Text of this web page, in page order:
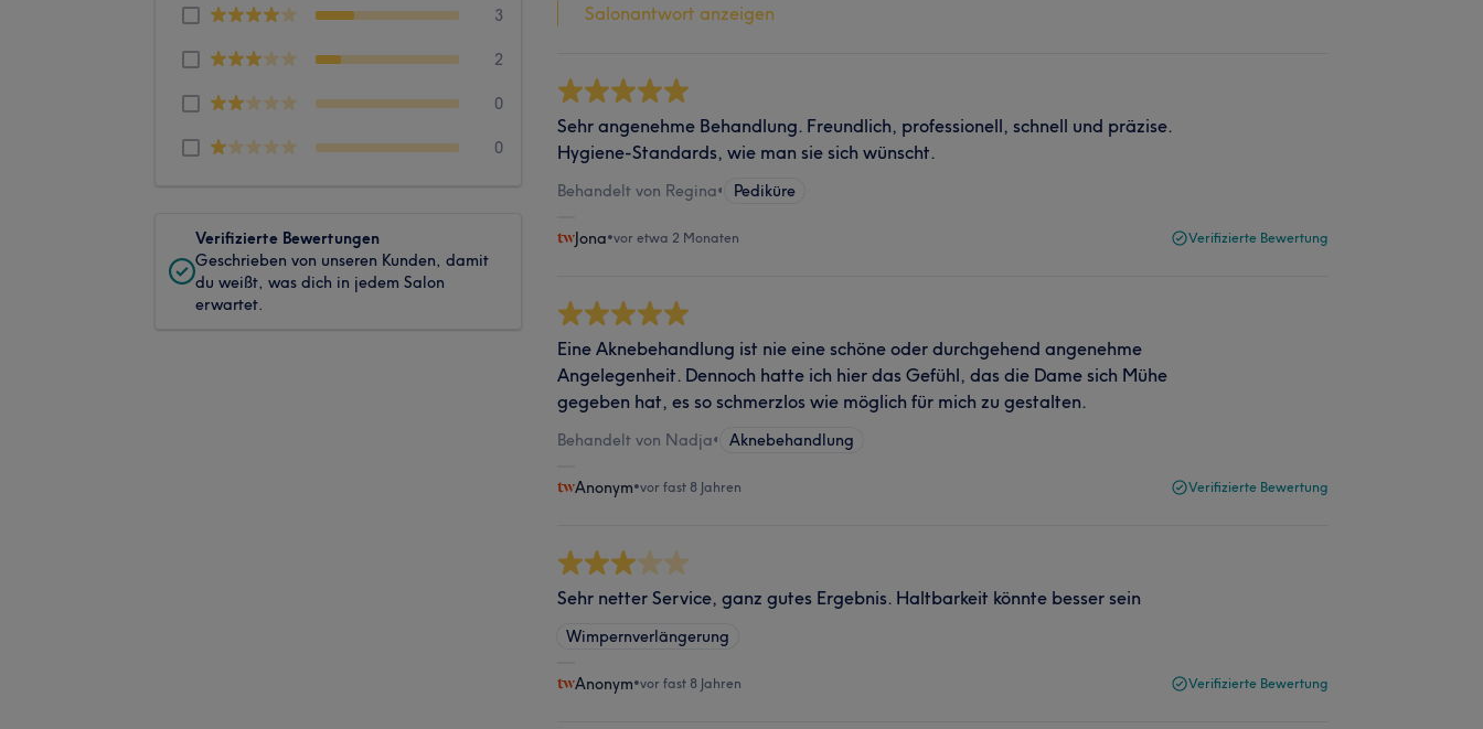
3
2
0
0
Verifizierte Bewertungen
Geschrieben von unseren Kunden, damit
du weißt, was dich in jedem Salon
erwartet.
Salonantwort anzeigen
Sehr angenehme Behandlung. Freundlich, professionell, schnell und präzise.
Hygiene-Standards, wie man sie sich wünscht.
Behandelt von Regina• Pediküre
Jona•vor etwa 2 Monaten Verifizierte Bewertung
Eine Aknebehandlung ist nie eine schöne oder durchgehend angenehme
Angelegenheit. Dennoch hatte ich hier das Gefühl, das die Dame sich Mühe
gegeben hat, es so schmerzlos wie möglich für mich zu gestalten.
Behandelt von Nadja• Aknebehandlung
Anonym•vor fast 8 Jahren Verifizierte Bewertung
Sehr netter Service, ganz gutes Ergebnis. Haltbarkeit könnte besser sein
Wimpernverlängerung
Anonym•vor fast 8 Jahren Verifizierte Bewertung